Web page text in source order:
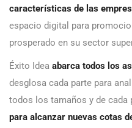
características de las
espacio digital para
prosperado en su sector
Éxito Idea abarca todos los
desglosa cada parte para
todos los tamaños y de cada
para alcanzar nuevas cotas